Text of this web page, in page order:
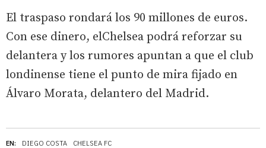
EN: DIEGO COSTA CHELSEA FC
El traspaso rondará los 90 millones de euros.
Con ese dinero, elChelsea podrá reforzar su
delantera y los rumores apuntan a que el club
londinense tiene el punto de mira fijado en
Álvaro Morata, delantero del Madrid.